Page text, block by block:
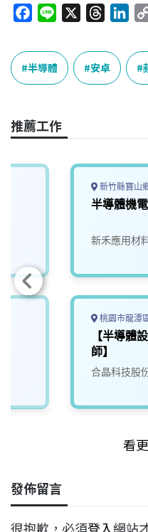
c
e
b
o
k
n
e
r
e
a
n
e
n
半導體 安卓
推薦工作
新竹縣寶山
半導體機
新禾應用材
桃園市龍潭
【半導體
師】
合晶科技股
看
發佈留言
很抱歉，必須登入網站